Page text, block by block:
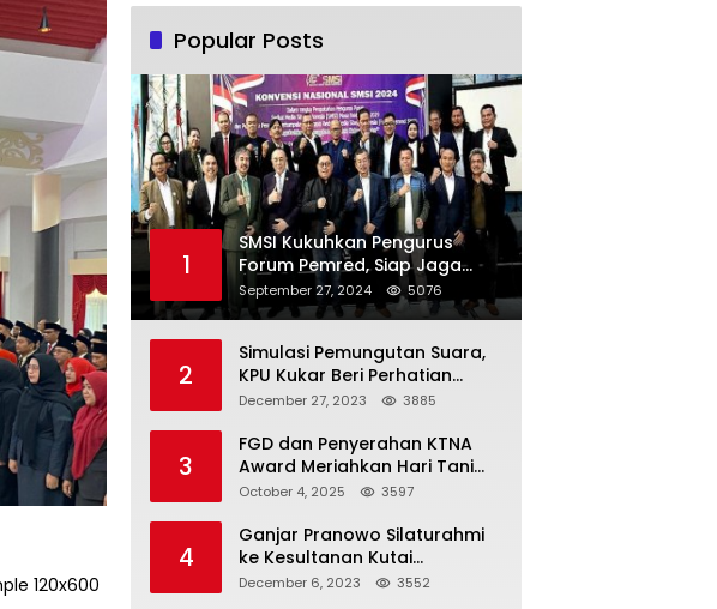
Popular Posts
1
SMSI Kukuhkan Pengurus
Forum Pemred, Siap Jaga
Kualitas Media Daring di
Indonesia
September 27, 2024 5076
2
Simulasi Pemungutan Suara,
KPU Kukar Beri Perhatian
Penyandang Disabilitas
December 27, 2023 3885
3
FGD dan Penyerahan KTNA
Award Meriahkan Hari Tani
Nasional di Kukar
October 4, 2025 3597
4
Ganjar Pranowo Silaturahmi
ke Kesultanan Kutai
Kartanegara
December 6, 2023 3552